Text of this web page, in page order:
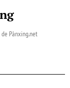
Pànxing.net​